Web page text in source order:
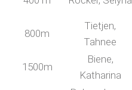
800m
Tietjen,
Tahnee
1500m
Biene,
Katharina